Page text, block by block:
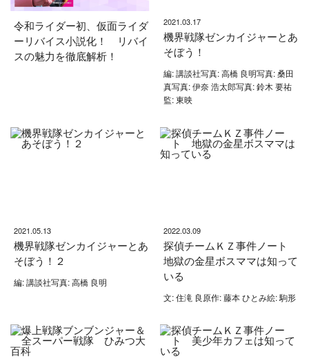
令和ライダー初、仮面ライダ
ーリバイス小説化！ リバイ
スの魅力を徹底解析！
2021.03.17
機界戦隊ゼンカイジャーとあ
そぼう！
編: 講談社写真: 高橋 良明写真: 桑田
真写真: 伊奈 浩太郎写真: 鈴木 要祐
監: 東映
2021.05.13
機界戦隊ゼンカイジャーとあ
そぼう！２
編: 講談社写真: 高橋 良明
2022.03.09
探偵チームＫＺ事件ノート
地獄の金星ボスママは知って
いる
文: 住滝 良原作: 藤本 ひとみ絵: 駒形